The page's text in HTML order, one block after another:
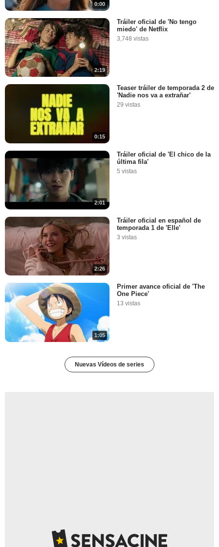
0:00
2:19
Tráiler oficial de 'No tengo
miedo' de Netflix
3,748 vistas
0:15
Teaser tráiler de temporada 2 de
'Nadie nos va a extrañar'
29 vistas
2:01
Tráiler oficial de 'El chico de la
última fila'
5 vistas
2:26
Tráiler oficial en español de
temporada 1 de 'Elle'
3 vistas
1:05
Primer avance oficial de 'The
One Piece'
13 vistas
Nuevas Vídeos de series